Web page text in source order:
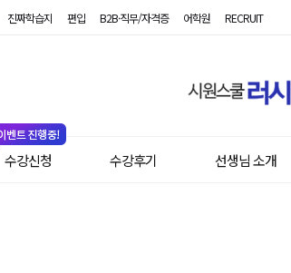
진짜학습지 편입 B2B·직무/자격증 어학원 RECRUIT
수강신청 수강후기 선생님 소개